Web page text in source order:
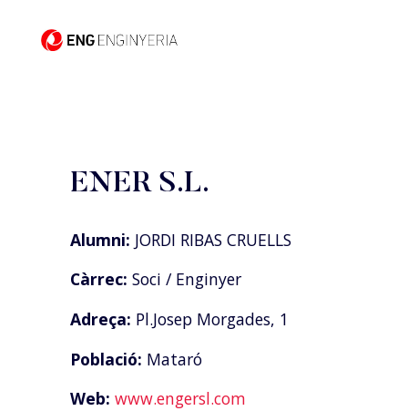
ENER S.L.
Alumni: JORDI RIBAS CRUELLS
Càrrec: Soci / Enginyer
Adreça: Pl.Josep Morgades, 1
Població: Mataró
Web: www.engersl.com